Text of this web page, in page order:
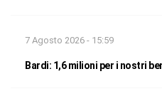
7 Agosto 2026 - 15:59
Bardi: 1,6 milioni per i nostri